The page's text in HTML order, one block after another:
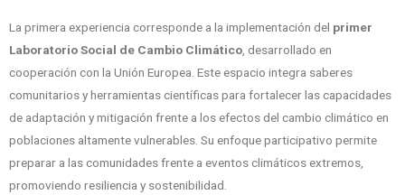
La primera experiencia corresponde a la implementación del primer
Laboratorio Social de Cambio Climático , desarrollado en
cooperación con la Unión Europea. Este espacio integra saberes
comunitarios y herramientas científicas para fortalecer las capacidades
de adaptación y mitigación frente a los efectos del cambio climático en
poblaciones altamente vulnerables. Su enfoque participativo permite
preparar a las comunidades frente a eventos climáticos extremos,
promoviendo resiliencia y sostenibilidad.